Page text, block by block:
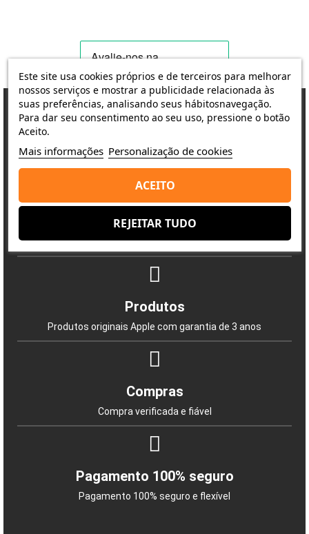
Porquê escolher-nos?
A satisfação do cliente é a nossa prioridade
Entrega
Envio rápido e seguro
Produtos
Produtos originais Apple com garantia de 3 anos
Compras
Compra verificada e fiável
Pagamento 100% seguro
Pagamento 100% seguro e flexível
Este site usa cookies próprios e de terceiros para melhorar
nossos serviços e mostrar a publicidade relacionada às
suas preferências, analisando seus hábitosnavegação.
Para dar seu consentimento ao seu uso, pressione o botão
Aceito.
Mais informações Personalização de cookies
REJEITAR TUDO
ACEITO